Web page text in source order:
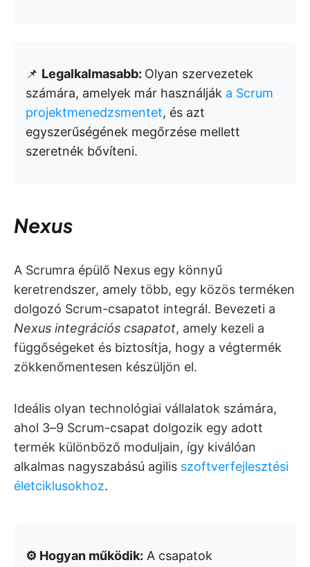
📌 Legalkalmasabb: Olyan szervezetek
számára, amelyek már használják a Scrum
projektmenedzsmentet, és azt
egyszerűségének megőrzése mellett
szeretnék bővíteni.
Nexus
A Scrumra épülő Nexus egy könnyű
keretrendszer, amely több, egy közös terméken
dolgozó Scrum-csapatot integrál. Bevezeti a
Nexus integrációs csapatot, amely kezeli a
függőségeket és biztosítja, hogy a végtermék
zökkenőmentesen készüljön el.
Ideális olyan technológiai vállalatok számára,
ahol 3–9 Scrum-csapat dolgozik egy adott
termék különböző moduljain, így kiválóan
alkalmas nagyszabású agilis szoftverfejlesztési
életciklusokhoz.
⚙️ Hogyan működik: A csapatok